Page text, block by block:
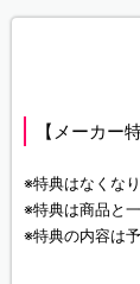
【メーカー
※特典はなくな
※特典は商品と
※特典の内容は